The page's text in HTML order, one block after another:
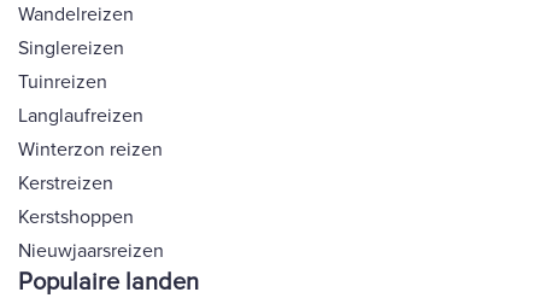
Wandelreizen
Singlereizen
Tuinreizen
Langlaufreizen
Winterzon reizen
Kerstreizen
Kerstshoppen
Nieuwjaarsreizen
Populaire landen